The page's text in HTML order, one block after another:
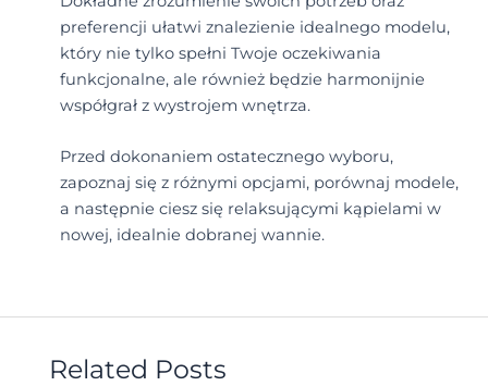
preferencji ułatwi znalezienie idealnego modelu,
który nie tylko spełni Twoje oczekiwania
funkcjonalne, ale również będzie harmonijnie
współgrał z wystrojem wnętrza.
Przed dokonaniem ostatecznego wyboru,
zapoznaj się z różnymi opcjami, porównaj modele,
a następnie ciesz się relaksującymi kąpielami w
nowej, idealnie dobranej wannie.
Related Posts